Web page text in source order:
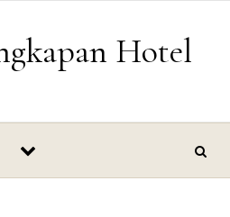
Hotel